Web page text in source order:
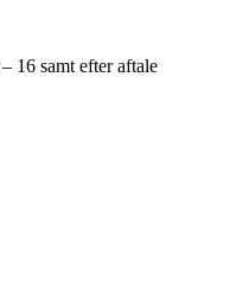
16 samt efter aftale